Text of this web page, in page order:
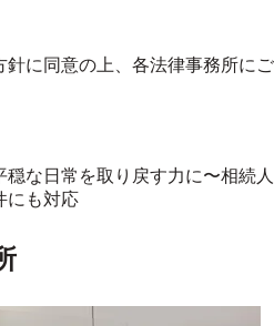
針に同意の上、各法律事務所にご
な日常を取り戻す力に〜相続人
にも対応